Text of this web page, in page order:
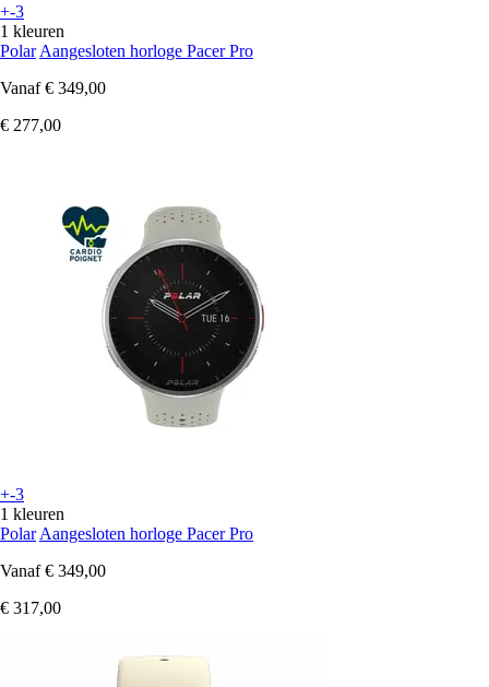
+-3
1 kleuren
Polar Aangesloten horloge Pacer Pro
Vanaf € 349,00
€ 277,00
+-3
1 kleuren
Polar Aangesloten horloge Pacer Pro
Vanaf € 349,00
€ 317,00